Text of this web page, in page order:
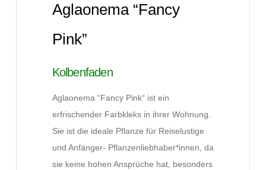
Aglaonema “Fancy
Pink”
Kolbenfaden
Aglaonema “Fancy Pink“ ist ein
erfrischender Farbkleks in ihrer Wohnung.
Sie ist die ideale Pflanze für Reiselustige
und Anfänger- Pflanzenliebhaber*innen, da
sie keine hohen Ansprüche hat, besonders